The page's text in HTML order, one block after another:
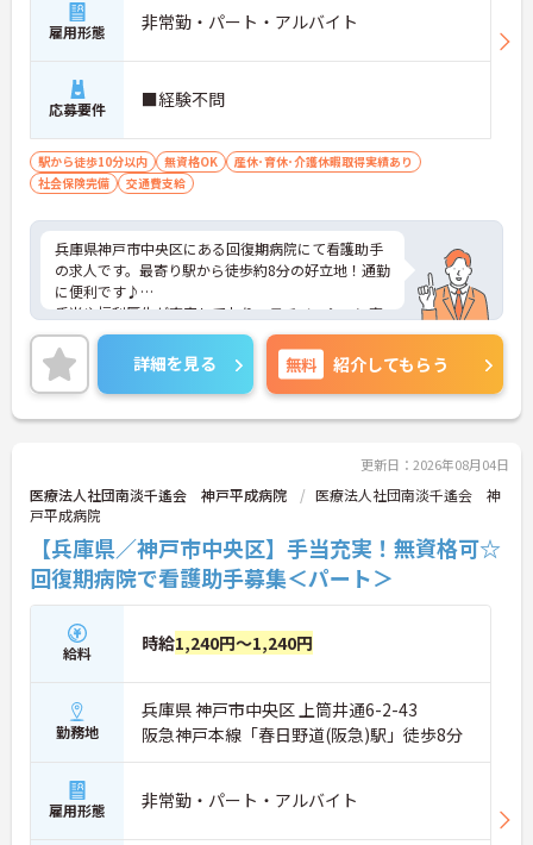
も充実します】
・充実した手当により月給26万円以上からスタート
・月9日休み＋夏季・冬季・リフレッシュ休暇の確
保に加え、リロ倶楽部加盟や誕生日プレゼント制度
など嬉しい待遇が揃っています
【手厚い資格支援制度を活用し、上位資格の取得と
キャリアアップが目指せます】
・150種類の資格取得にかかる費用を法人が負担
し、外部研修も勤務時間内に受講できる手厚い支援
があります
・年齢を問わず長期的な視点でのキャリア形成を応
援しており、若手の管理者登用実績も多数あります
【ライフステージの変化に寄り添い、将来まで長く
活躍できる職場です】
・産休育休や時短勤務制度があり、男性の育休取得
・安定した経営基盤を持つ法人が運営しているた
め、再雇用制度も含めて定年まで安心して働き続け
られます
雇用形態 非常勤・パート・アルバイト
応募要件 ■経験不問
駅から徒歩10分以内 無資格OK
産休･育休･介護休暇取得実績あり
社会保険完備
交通費支給
兵庫県神戸市中央区にある回復期病院にて看護助手
の求人です。最寄り駅から徒歩約8分の好立地！通勤
に便利です♪
手当や福利厚生が充実しており、モチベーション高
く勤務できます。無資格の方もご応募OK！
ご興味のある方には、面接対策ポイントなど、さら
に詳細をご案内しますのでお気軽にご相談くださ
い！
詳細を見る 無料 紹介してもらう
更新日：2026年08月04日
医療法人社団南淡千遙会 神戸平成病院
医療法人社団南淡千遙会 神
戸平成病院
【兵庫県／神戸市中央区】手当充実！無資格可☆
回復期病院で看護助手募集＜パート＞
給料 時給1,240円～1,240円
勤務地
兵庫県 神戸市中央区 上筒井通6-2-43
阪急神戸本線「春日野道(阪急)駅」徒歩8分
雇用形態 非常勤・パート・アルバイト